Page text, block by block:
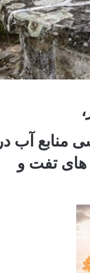
منابع آب در
های تفت و